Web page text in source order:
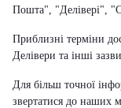
Пошта", "Делівері",
Приблизні терміни
Делівери та інші
Для більш точної
звертатися до наших